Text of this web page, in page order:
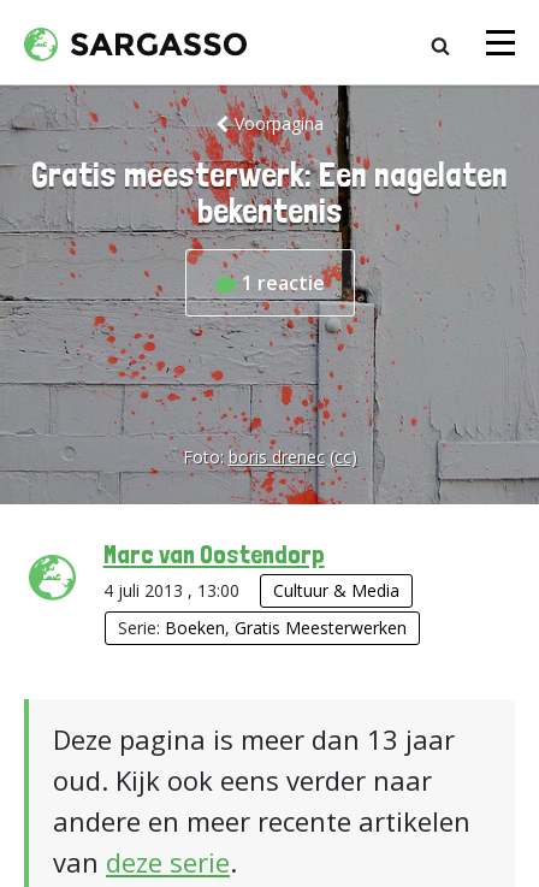
Voorpagina
Gratis meesterwerk: Een nagelaten
bekentenis
1 reactie
Foto: boris drenec (cc)
Marc van Oostendorp
4 juli 2013 , 13:00
Cultuur & Media
Serie: Boeken, Gratis Meesterwerken
Deze pagina is meer dan 13 jaar
oud. Kijk ook eens verder naar
andere en meer recente artikelen
van deze serie.